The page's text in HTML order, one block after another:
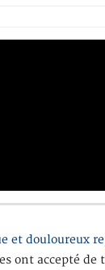
et douloureux
ont accepté de